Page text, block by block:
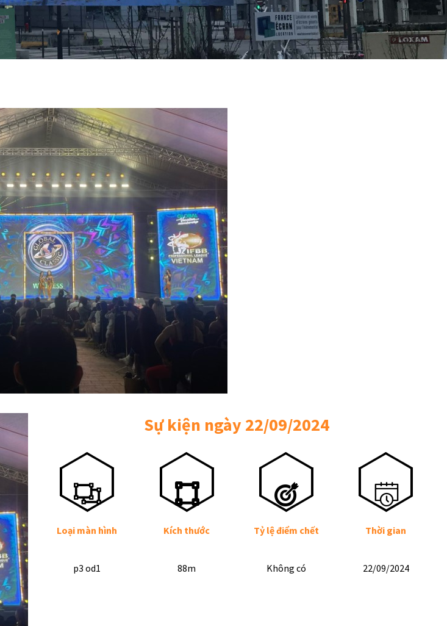
Sự kiện ngày 22/09/2024
Loại màn hình
p3 od1
Kích thước
88m
Tỷ lệ điểm chết
Không có
Thời gian
22/09/2024